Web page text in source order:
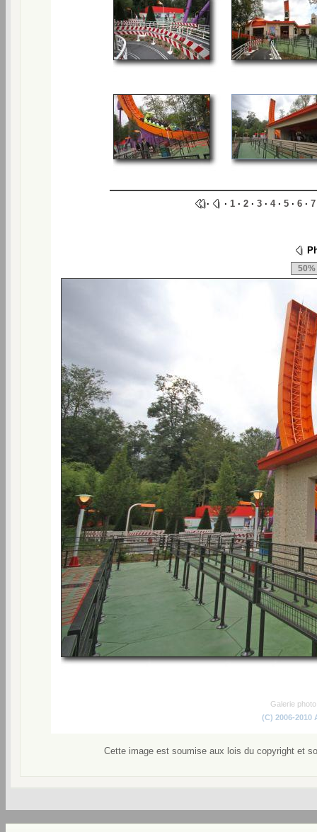
· · 1 · 2 · 3 · 4· 5 · 6 · 7
Galerie
(C) 2006-2010
Cette image est soumise aux lois du copyright et